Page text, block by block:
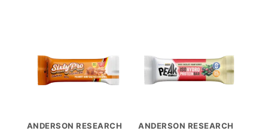
ANDERSON RESEARCH ANDERSON RESEARCH